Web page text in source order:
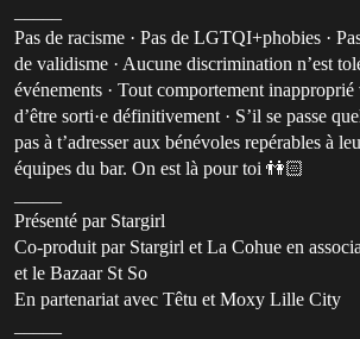
Pas de racisme · Pas de LGTQI+phobies ·
de validisme · Aucune discrimination n’est
événements · Tout comportement
d’être sorti·e définitivement · S’il se passe
pas à t’adresser aux bénévoles repérables à
équipes du bar. On est là pour toi 👫🏻
Présenté par Stargirl
Co-produit par Stargirl et La Cohue en
et le Bazaar St So
En partenariat avec Têtu et Moxy Lille City